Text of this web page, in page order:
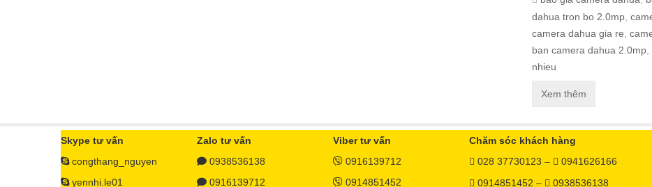
dahua tron bo 2.0mp
camera dahua gia re
ban camera dahua 2.0mp
nhieu
Xem thêm
Skype tư vấn
congthang_nguyen
yennhi.le01
Zalo tư vấn
0938536138
0916139712
Viber tư vấn
0916139712
0914851452
Chăm sóc khách hàng
028 37730123 –
0941626166
0914851452 –
0938536138